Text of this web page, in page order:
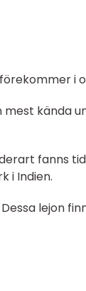
i
kända
fanns
i Indien.
lejon